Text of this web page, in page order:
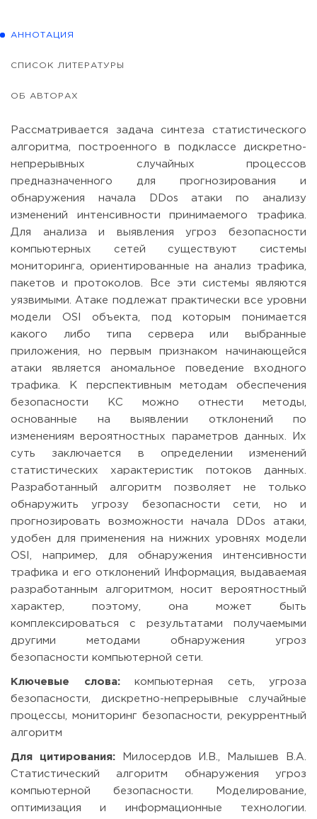
АННОТАЦИЯ
СПИСОК ЛИТЕРАТУРЫ
ОБ АВТОРАХ
Рассматривается задача синтеза статистического
алгоритма, построенного в подклассе дискретно-
непрерывных случайных процессов
предназначенного для прогнозирования и
обнаружения начала DDos атаки по анализу
изменений интенсивности принимаемого трафика.
Для анализа и выявления угроз безопасности
компьютерных сетей существуют системы
мониторинга, ориентированные на анализ трафика,
пакетов и протоколов. Все эти системы являются
уязвимыми. Атаке подлежат практически все уровни
модели ОSI объекта, под которым понимается
какого либо типа сервера или выбранные
приложения, но первым признаком начинающейся
атаки является аномальное поведение входного
трафика. К перспективным методам обеспечения
безопасности КС можно отнести методы,
основанные на выявлении отклонений по
изменениям вероятностных параметров данных. Их
суть заключается в определении изменений
статистических характеристик потоков данных.
Разработанный алгоритм позволяет не только
обнаружить угрозу безопасности сети, но и
прогнозировать возможности начала DDоs атаки,
удобен для применения на нижних уровнях модели
OSI, например, для обнаружения интенсивности
трафика и его отклонений Информация, выдаваемая
разработанным алгоритмом, носит вероятностный
характер, поэтому, она может быть
комплексироваться с результатами получаемыми
другими методами обнаружения угроз
безопасности компьютерной сети.
Ключевые слова:компьютерная сеть, угроза
безопасности, дискретно-непрерывные случайные
процессы, мониторинг безопасности, рекуррентный
алгоритм
Для цитирования:Милосердов И.В., Малышев В.А.
Статистический алгоритм обнаружения угроз
компьютерной безопасности. Моделирование,
оптимизация и информационные технологии.